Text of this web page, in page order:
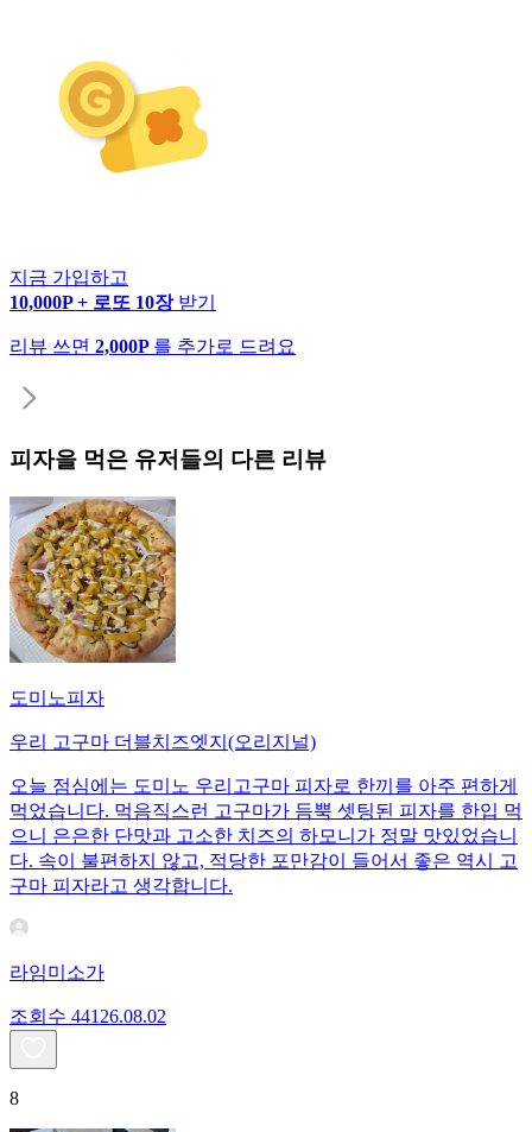
지금 가입하고
10,000P + 로또 10장 받기
리뷰 쓰면 2,000P 를 추가로 드려요
피자을 먹은 유저들의 다른 리뷰
도미노피자
우리 고구마 더블치즈엣지(오리지널)
오늘 점심에는 도미노 우리고구마 피자로 한끼를 아주 편하게
먹었습니다. 먹음직스런 고구마가 듬뿍 셋팅된 피자를 한입 먹
으니 은은한 단맛과 고소한 치즈의 하모니가 정말 맛있었습니
다. 속이 불편하지 않고, 적당한 포만감이 들어서 좋은 역시 고
구마 피자라고 생각합니다.
라임미소가
조회수 441 26.08.02
8